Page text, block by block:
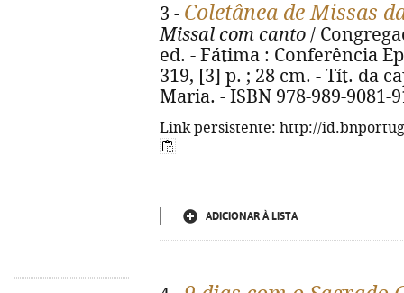
3 - Coletânea de Missas
Missal com canto /
ed. - Fátima : Conferência
319, [3] p. ; 28 cm. - Tít. da
Maria. - ISBN 978-989-9081-
Link persistente: http://
ADICIONAR À LISTA